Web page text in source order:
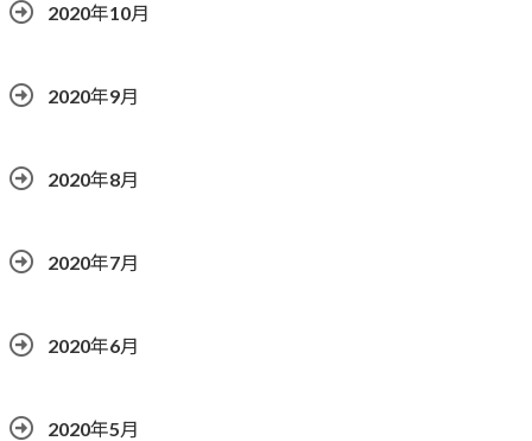
2020年10月
2020年9月
2020年8月
2020年7月
2020年6月
2020年5月